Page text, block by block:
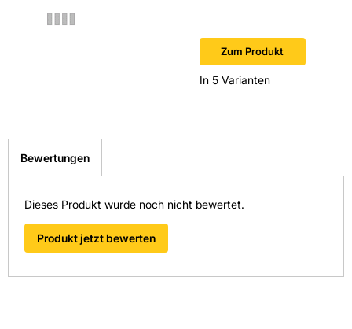
Zum Produkt
In 5 Varianten
Bewertungen
Dieses Produkt wurde noch nicht bewertet.
Produkt jetzt bewerten